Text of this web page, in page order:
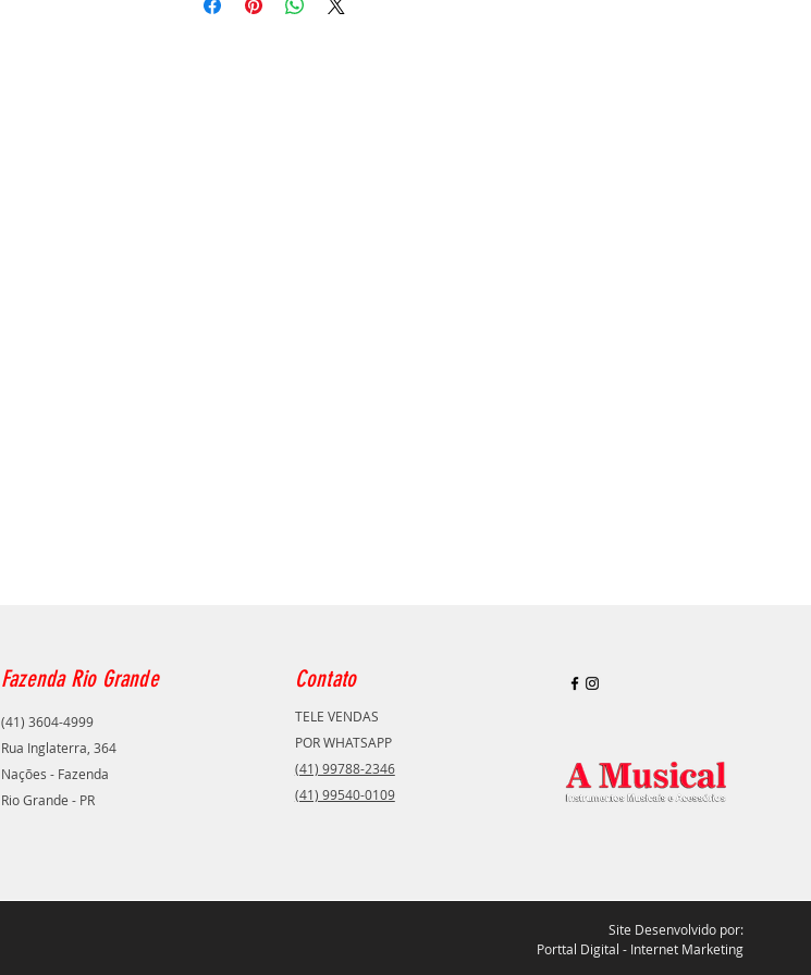
Fazenda Rio Grande
(41) 3604-4999
Rua Inglaterra, 364
Nações - Fazenda
Rio Grande - PR
Contato
TELE VENDAS
POR ​WHATSAPP
(41) 99788-2346
(41) 99540-0109
Site Desenvolvido por:
Porttal Digital - Internet Marketing